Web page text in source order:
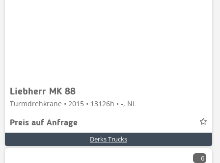
Liebherr MK 88
Turmdrehkrane • 2015 • 13126h • -, NL
Preis auf Anfrage
Derks Trucks
6